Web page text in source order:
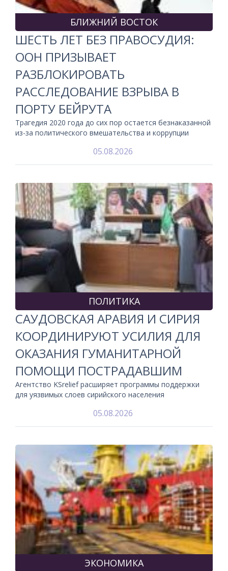
БЛИЖНИЙ ВОСТОК
ШЕСТЬ ЛЕТ БЕЗ ПРАВОСУДИЯ:
ООН ПРИЗЫВАЕТ
РАЗБЛОКИРОВАТЬ
РАССЛЕДОВАНИЕ ВЗРЫВА В
ПОРТУ БЕЙРУТА
Трагедия 2020 года до сих пор остается безнаказанной
из-за политического вмешательства и коррупции
05.08.2026
ПОЛИТИКА
САУДОВСКАЯ АРАВИЯ И СИРИЯ
КООРДИНИРУЮТ УСИЛИЯ ДЛЯ
ОКАЗАНИЯ ГУМАНИТАРНОЙ
ПОМОЩИ ПОСТРАДАВШИМ
Агентство KSrelief расширяет программы поддержки
для уязвимых слоев сирийского населения
05.08.2026
ЭКОНОМИКА